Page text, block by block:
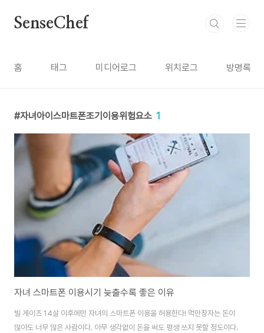
SenseChef
홈 태그 미디어로그 위치로그 방명록
자녀아이스마트폰조기이용위험요소 1
자녀 스마트폰 이용시기 늦출수록 좋은 이유
빌 게이츠 14살 이후에만 자녀의 스마트폰 이용을 허용한다! 먹만장자는 돈이
많아도 너무 많은 사람이다. 아무 생각없이 돈을 써도 평생 쓰지 못할 정도이다.